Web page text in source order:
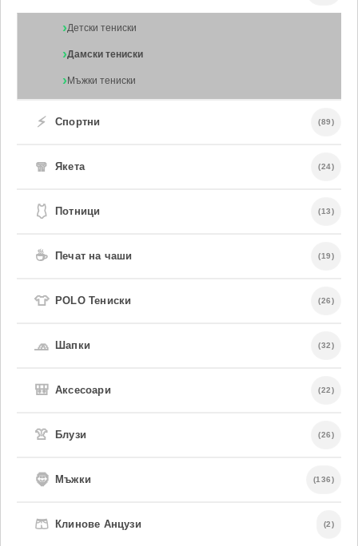
Детски тениски
Дамски тениски
Мъжки тениски
⚡ Спортни (89)
🧣 Якета (24)
🩱 Потници (13)
☕ Печат на чаши (19)
👕 POLO Тениски (26)
🧢 Шапки (32)
🎒 Аксесоари (22)
👚 Блузи (26)
🧔 Мъжки (136)
🩳 Клинове Анцузи (2)